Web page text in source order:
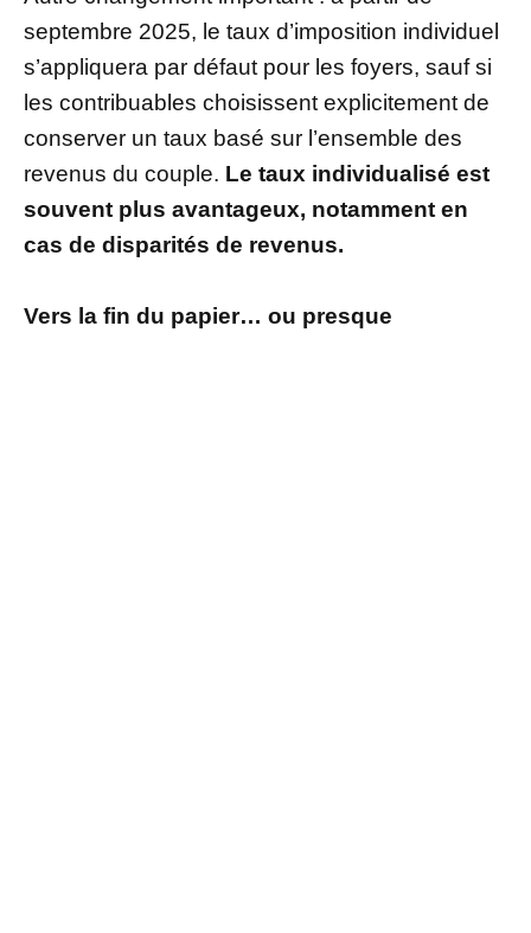
septembre 2025, le taux d’imposition individuel
s’appliquera par défaut pour les foyers, sauf si
les contribuables choisissent explicitement de
conserver un taux basé sur l’ensemble des
revenus du couple. Le taux individualisé est
souvent plus avantageux, notamment en
cas de disparités de revenus.
Vers la fin du papier… ou presque